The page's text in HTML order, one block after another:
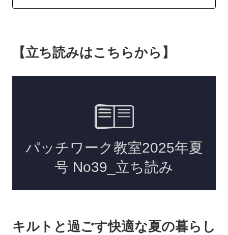
【立ち読みはこちらから】
キルトと過ごす快適な夏の暮らし